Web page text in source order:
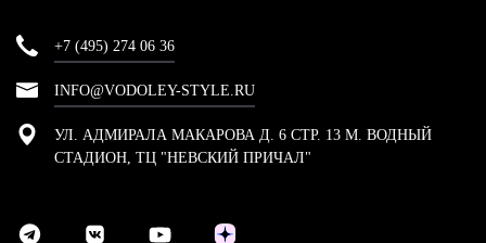
+7 (495) 274 06 36
INFO@VODOLEY-STYLE.RU
УЛ. АДМИРАЛА МАКАРОВА Д. 6 СТР. 13 М. ВОДНЫЙ
СТАДИОН, ТЦ "НЕВСКИЙ ПРИЧАЛ"